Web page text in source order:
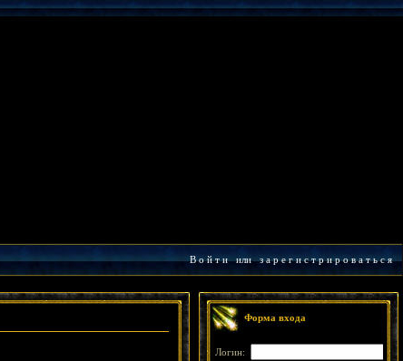
В о й т иилиз а р е г и с т р и р о в а т ь с я
Форма входа
Логин: